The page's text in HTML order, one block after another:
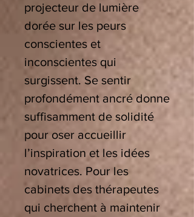
projecteur de lumière
dorée sur les peurs
conscientes et
inconscientes qui
surgissent. Se sentir
profondément ancré donne
suffisamment de solidité
pour oser accueillir
l’inspiration et les idées
novatrices. Pour les
cabinets des thérapeutes
qui cherchent à maintenir